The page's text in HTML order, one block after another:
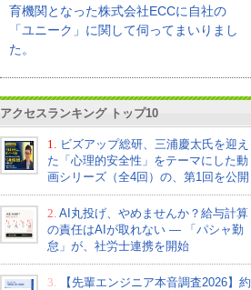
育機関となった株式会社ECCに自社の
「ユニーク」に関して伺ってまいりまし
た。
アクセスランキング トップ10
1.
ビズアップ総研、三浦慶太氏を迎え
た「心理的安全性」をテーマにした動
画シリーズ（全4回）の、第1回を公開
2. AI丸投げ、やめませんか？給与計算
の責任はAIが取れない ― 「パシャ勤
怠」が、社労士連携を開始
3.
【先輩エンジニア本音調査2026】約